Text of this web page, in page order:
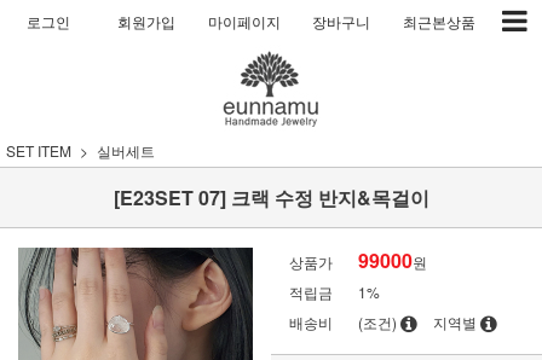
로그인 회원가입 마이페이지 장바구니 최근본상품
SET ITEM 실버세트
[E23SET 07] 크랙 수정 반지&목걸이
상품가 99000원
적립금
1%
배송비
(조건) 지역별